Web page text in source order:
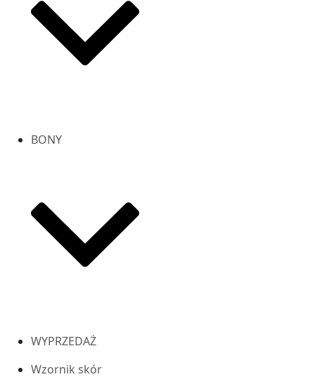
BONY
WYPRZEDAŻ
Wzornik skór